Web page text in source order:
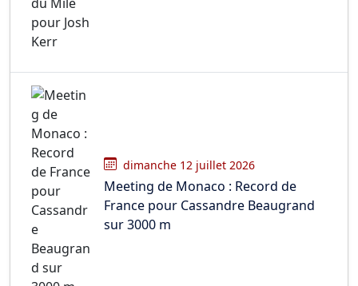
dimanche 12 juillet 2026
Meeting de Monaco : Record de
France pour Cassandre Beaugrand
sur 3000 m